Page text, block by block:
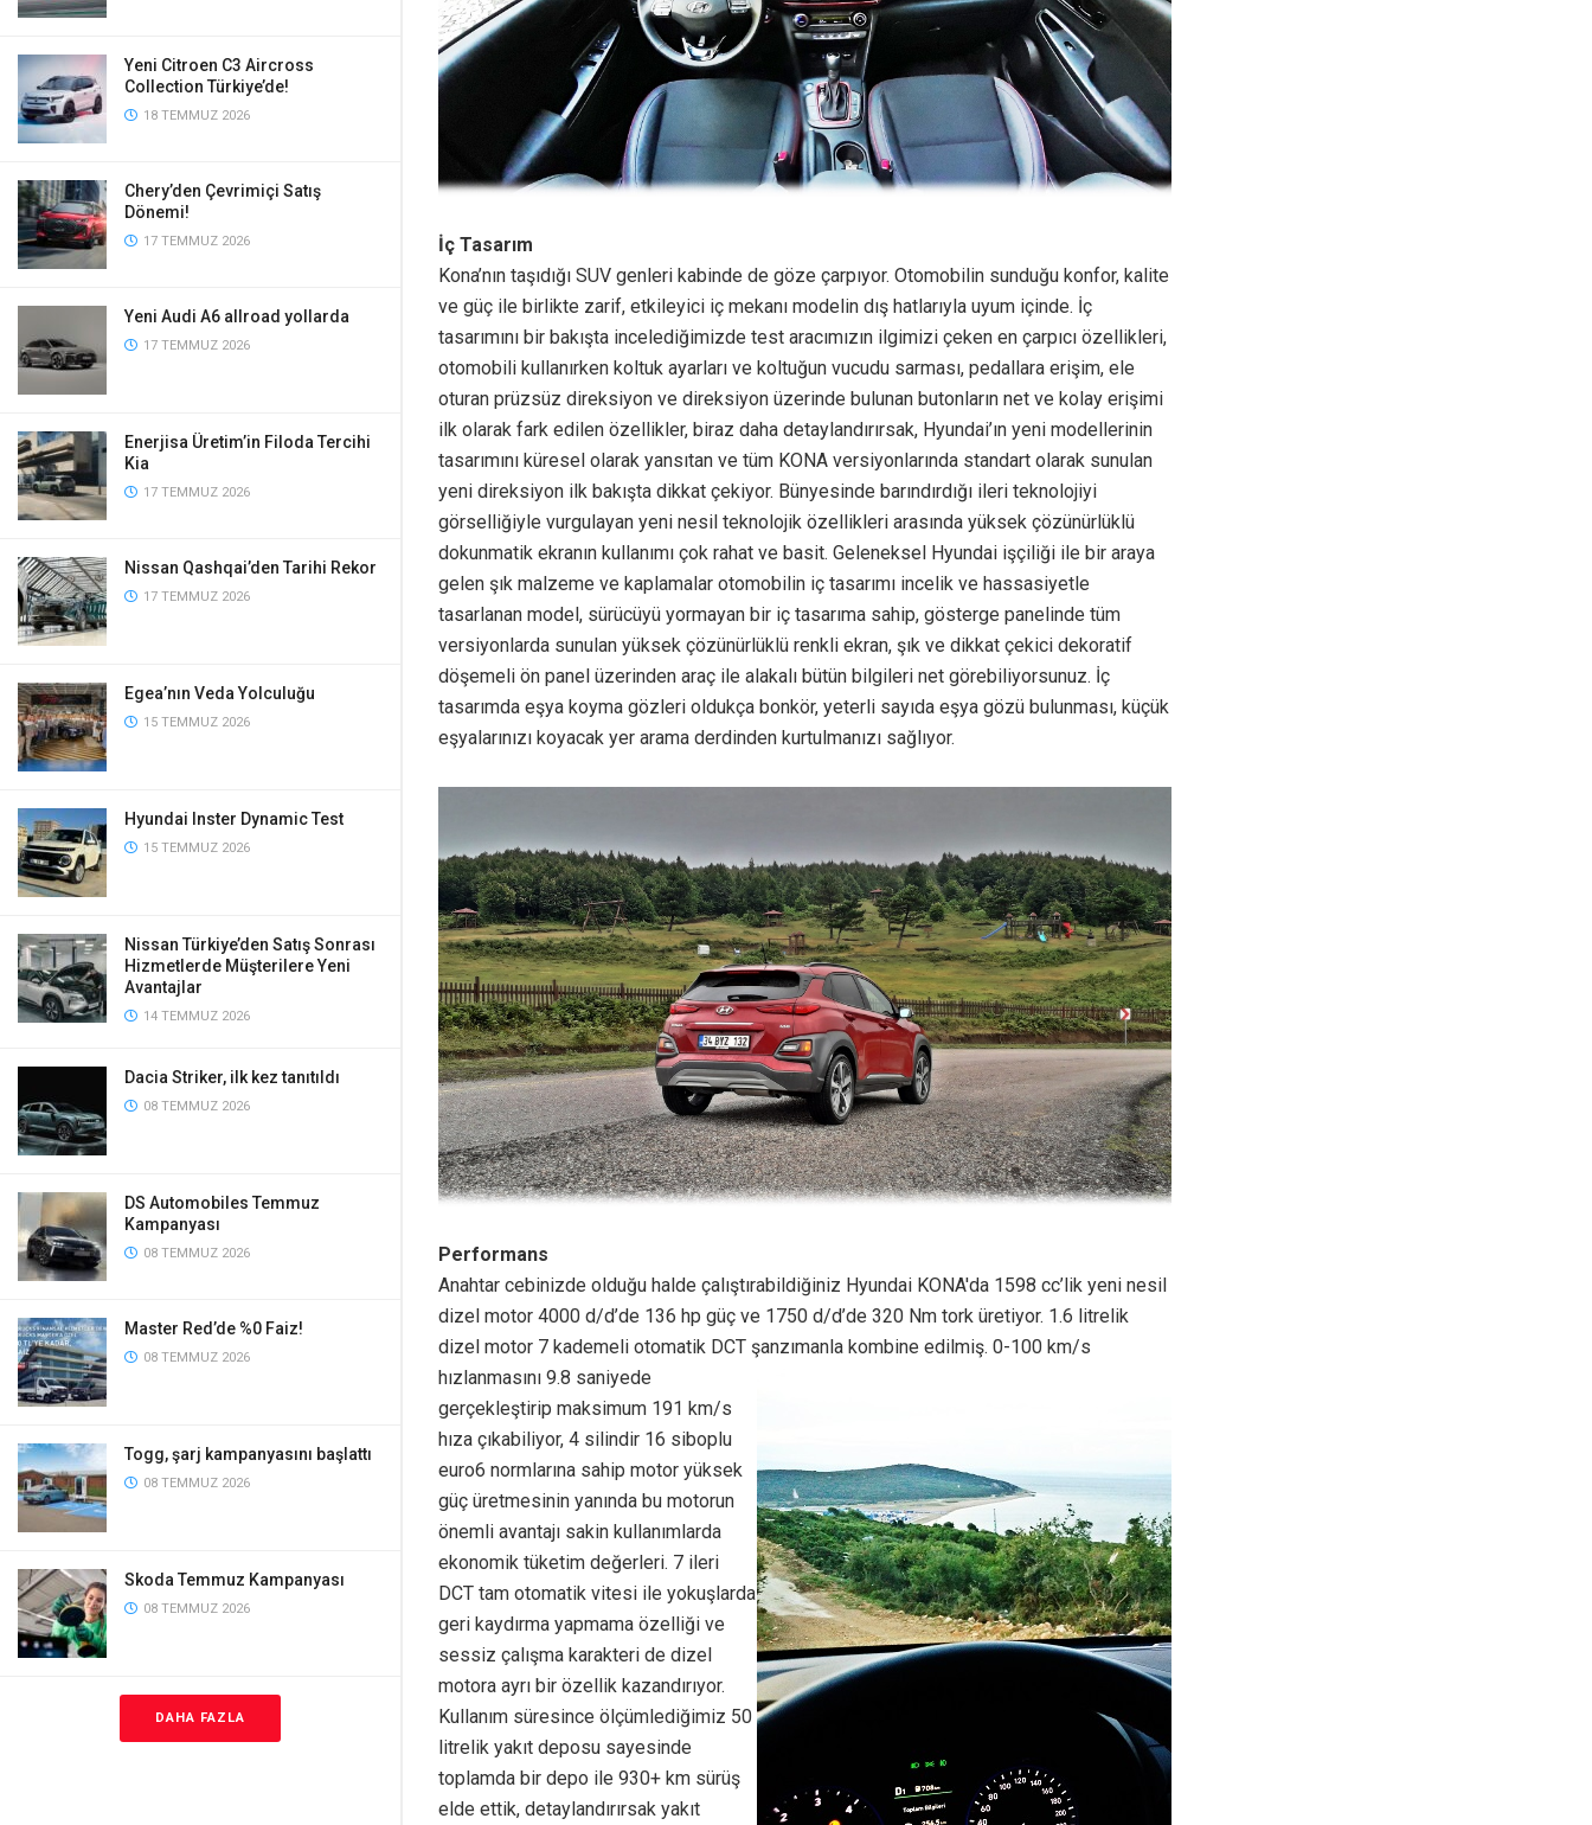
Yeni Citroen C3 Aircross
Collection Türkiye’de!
18 TEMMUZ 2026
Chery’den Çevrimiçi Satış
Dönemi!
17 TEMMUZ 2026
Yeni Audi A6 allroad yollarda
17 TEMMUZ 2026
Enerjisa Üretim’in Filoda Tercihi
Kia
17 TEMMUZ 2026
Nissan Qashqai’den Tarihi Rekor
17 TEMMUZ 2026
Egea’nın Veda Yolculuğu
15 TEMMUZ 2026
Hyundai Inster Dynamic Test
15 TEMMUZ 2026
Nissan Türkiye’den Satış Sonrası
Hizmetlerde Müşterilere Yeni
Avantajlar
14 TEMMUZ 2026
Dacia Striker, ilk kez tanıtıldı
08 TEMMUZ 2026
DS Automobiles Temmuz
Kampanyası
08 TEMMUZ 2026
Master Red’de %0 Faiz!
08 TEMMUZ 2026
Togg, şarj kampanyasını başlattı
08 TEMMUZ 2026
Skoda Temmuz Kampanyası
08 TEMMUZ 2026
DAHA FAZLA
İç Tasarım
Kona’nın taşıdığı SUV genleri kabinde de göze çarpıyor. Otomobilin sunduğu konfor, kalite
ve güç ile birlikte zarif, etkileyici iç mekanı modelin dış hatlarıyla uyum içinde. İç
tasarımını bir bakışta incelediğimizde test aracımızın ilgimizi çeken en çarpıcı özellikleri,
otomobili kullanırken koltuk ayarları ve koltuğun vucudu sarması, pedallara erişim, ele
oturan prüzsüz direksiyon ve direksiyon üzerinde bulunan butonların net ve kolay erişimi
ilk olarak fark edilen özellikler, biraz daha detaylandırırsak, Hyundai’ın yeni modellerinin
tasarımını küresel olarak yansıtan ve tüm KONA versiyonlarında standart olarak sunulan
yeni direksiyon ilk bakışta dikkat çekiyor. Bünyesinde barındırdığı ileri teknolojiyi
görselliğiyle vurgulayan yeni nesil teknolojik özellikleri arasında yüksek çözünürlüklü
dokunmatik ekranın kullanımı çok rahat ve basit. Geleneksel Hyundai işçiliği ile bir araya
gelen şık malzeme ve kaplamalar otomobilin iç tasarımı incelik ve hassasiyetle
tasarlanan model, sürücüyü yormayan bir iç tasarıma sahip, gösterge panelinde tüm
versiyonlarda sunulan yüksek çözünürlüklü renkli ekran, şık ve dikkat çekici dekoratif
döşemeli ön panel üzerinden araç ile alakalı bütün bilgileri net görebiliyorsunuz. İç
tasarımda eşya koyma gözleri oldukça bonkör, yeterli sayıda eşya gözü bulunması, küçük
eşyalarınızı koyacak yer arama derdinden kurtulmanızı sağlıyor.
Performans
Anahtar cebinizde olduğu halde çalıştırabildiğiniz Hyundai KONA′da 1598 cc’lik yeni nesil
dizel motor 4000 d/d’de 136 hp güç ve 1750 d/d’de 320 Nm tork üretiyor. 1.6 litrelik
dizel motor 7 kademeli otomatik DCT şanzımanla kombine edilmiş. 0-100 km/s
hızlanmasını 9.8 saniyede
gerçekleştirip maksimum 191 km/s
hıza çıkabiliyor, 4 silindir 16 siboplu
euro6 normlarına sahip motor yüksek
güç üretmesinin yanında bu motorun
önemli avantajı sakin kullanımlarda
ekonomik tüketim değerleri. 7 ileri
DCT tam otomatik vitesi ile yokuşlarda
geri kaydırma yapmama özelliği ve
sessiz çalışma karakteri de dizel
motora ayrı bir özellik kazandırıyor.
Kullanım süresince ölçümlediğimiz 50
litrelik yakıt deposu sayesinde
toplamda bir depo ile 930+ km sürüş
elde ettik, detaylandırırsak yakıt